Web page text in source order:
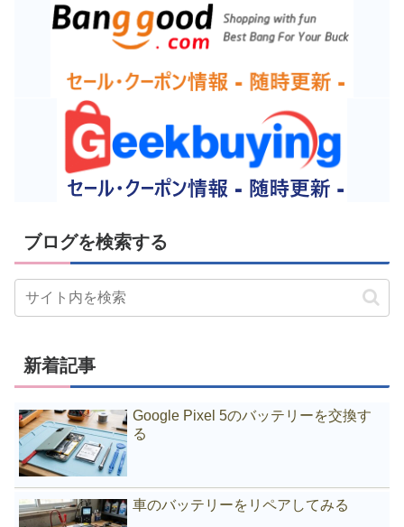
ブログを検索する
新着記事
Google Pixel 5のバッテリーを交換す
る
車のバッテリーをリペアしてみる